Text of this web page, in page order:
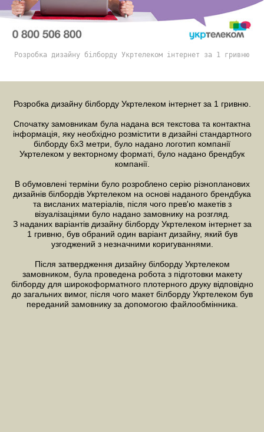
Розробка дизайну білборду Укртелеком інтернет за 1 гривню
Розробка дизайну білбордуУкртелеком інтернет за 1 гривню.
Спочатку замовникам була надана вся текстова та контактна
інформація, яку необхідно розмістити в дизайні стандартного
білборду 6х3 метри, було надано логотип компанії
Укртелеком у векторному форматі, було надано брендбук
компанії.
В обумовлені терміни було розроблено серію різнопланових
дизайнів білбордів Укртелеком на основі наданого брендбука
та висланих матеріалів, після чого прев'ю макетів з
візуалізаціями було надано замовнику на розгляд.
З наданих варіантів дизайну білборду Укртелеком інтернет за
1 гривню, був обраний один варіант дизайну, який був
узгоджений з незначними коригуваннями.
Після затвердження дизайнубілборду Укртелеком
замовником, була проведена робота з підготовки макету
білборду для широкоформатного плотерного друку відповідно
до загальних вимог, після чого макет білборду Укртелеком був
переданий замовнику за допомогою файлообмінника.